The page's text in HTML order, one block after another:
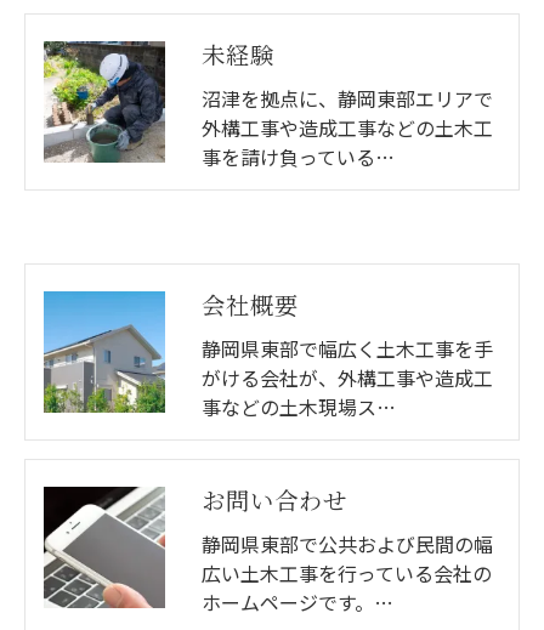
未経験
沼津を拠点に、静岡東部エリアで
外構工事や造成工事などの土木工
事を請け負っている…
会社概要
静岡県東部で幅広く土木工事を手
がける会社が、外構工事や造成工
事などの土木現場ス…
お問い合わせ
静岡県東部で公共および民間の幅
広い土木工事を行っている会社の
ホームページです。…